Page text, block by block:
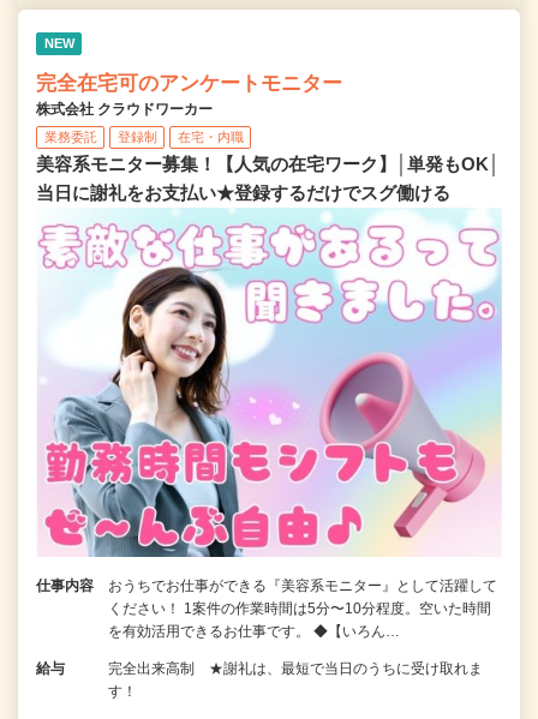
NEW
完全在宅可のアンケートモニター
株式会社 クラウドワーカー
業務委託 登録制 在宅・内職
美容系モニター募集！【人気の在宅ワーク】│単発もOK│
当日に謝礼をお支払い★登録するだけでスグ働ける
仕事内容
おうちでお仕事ができる『美容系モニター』として活躍して
ください！ 1案件の作業時間は5分〜10分程度。空いた時間
を有効活用できるお仕事です。 ◆【いろん…
給与
完全出来高制 ★謝礼は、最短で当日のうちに受け取れま
す！